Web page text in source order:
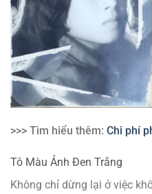
>>> Tìm hiểu thêm: Chi phí
Tô Màu Ảnh Đen Trắng
Không chỉ dừng lại ở việc